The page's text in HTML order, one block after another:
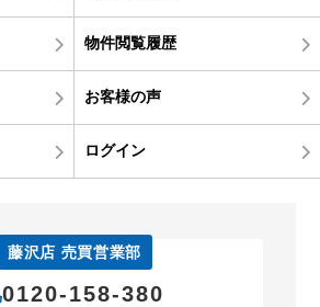
物件閲覧履歴
お客様の声
ログイン
藤沢店 売買営業部
0120-158-380